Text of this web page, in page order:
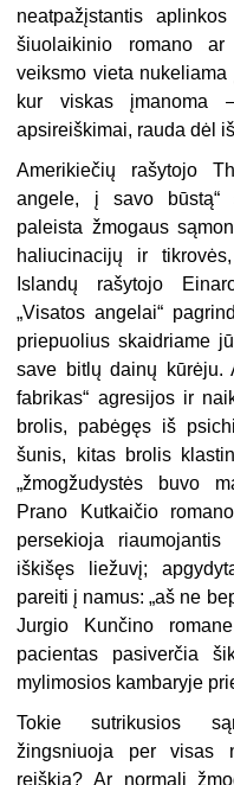
neatpažįstantis
šiuolaikinio romano
veiksmo vieta
kur viskas įmanoma
apsireiškimai, rauda dėl
Amerikiečių rašytojo
angele, į savo būstą“
paleista žmogaus
haliucinacijų ir
Islandų rašytojo
„Visatos angelai“
priepuolius skaidriame
save bitlų dainų kūrėju.
fabrikas“ agresijos ir
brolis, pabėgęs iš
šunis, kitas brolis
„žmogžudystės buvo
Prano Kutkaičio
persekioja
iškišęs liežuvį;
pareiti į namus: „aš ne
Jurgio Kunčino
pacientas pasiverčia
mylimosios kambaryje
Tokie sutrikusios
žingsniuoja per visas
reiškia? Ar normali